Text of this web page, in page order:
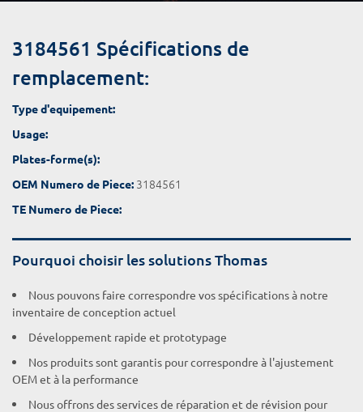
3184561 Spécifications de
remplacement:
Type d'equipement:
Usage:
Plates-forme(s):
OEM Numero de Piece: 3184561
TE Numero de Piece:
Pourquoi choisir les solutions Thomas
Nous pouvons faire correspondre vos spécifications à notre
inventaire de conception actuel
Développement rapide et prototypage
Nos produits sont garantis pour correspondre à l'ajustement
OEM et à la performance
Nous offrons des services de réparation et de révision pour